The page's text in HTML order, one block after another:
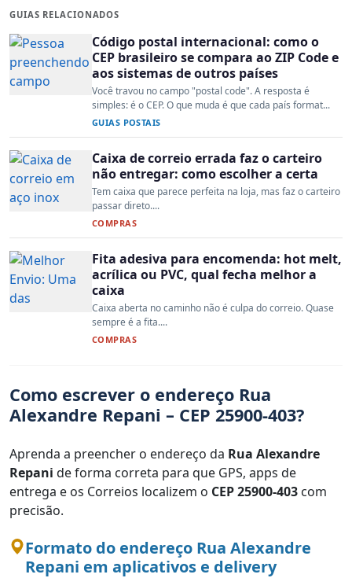
GUIAS RELACIONADOS
Código postal internacional: como o
CEP brasileiro se compara ao ZIP Code e
aos sistemas de outros países
Você travou no campo "postal code". A resposta é
simples: é o CEP. O que muda é que cada país format...
GUIAS POSTAIS
Caixa de correio errada faz o carteiro
não entregar: como escolher a certa
Tem caixa que parece perfeita na loja, mas faz o carteiro
passar direto....
COMPRAS
Fita adesiva para encomenda: hot melt,
acrílica ou PVC, qual fecha melhor a
caixa
Caixa aberta no caminho não é culpa do correio. Quase
sempre é a fita....
COMPRAS
Como escrever o endereço Rua
Alexandre Repani – CEP 25900-403?
Aprenda a preencher o endereço da Rua Alexandre
Repani de forma correta para que GPS, apps de
entrega e os Correios localizem o CEP 25900-403 com
precisão.
Formato do endereço Rua Alexandre
Repani em aplicativos e delivery